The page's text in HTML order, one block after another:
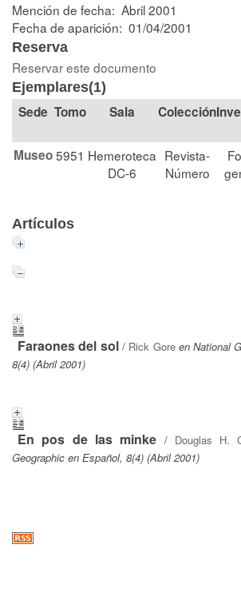
Mención de fecha: Abril 2001
Fecha de aparición: 01/04/2001
Reserva
Reservar este documento
Ejemplares(1)
Tomo Sala Colección
Museo5951 Hemeroteca
DC-6
Revista-
Número
Artículos
Faraones del sol/ Rick Gore en National
8(4) (Abril 2001)
En pos de las minke / Douglas H.
Geographic en Español, 8(4) (Abril 2001)